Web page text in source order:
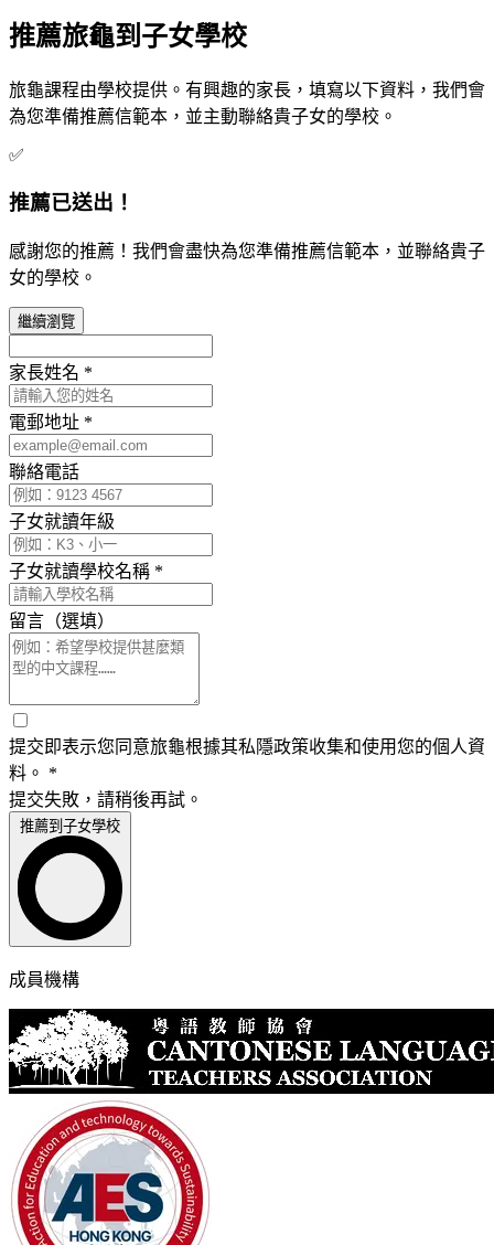
推薦旅龜到子女學校
旅龜課程由學校提供。有興趣的家長，填寫以下資料，我們會
為您準備推薦信範本，並主動聯絡貴子女的學校。
✅
推薦已送出！
感謝您的推薦！我們會盡快為您準備推薦信範本，並聯絡貴子
女的學校。
繼續瀏覽
家長姓名 *
電郵地址 *
聯絡電話
子女就讀年級
子女就讀學校名稱 *
留言（選填）
提交即表示您同意旅龜根據其私隱政策收集和使用您的個人資
料。 *
提交失敗，請稍後再試。
推薦到子女學校
成員機構